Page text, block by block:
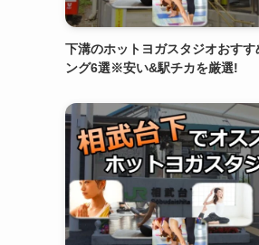
下溝のホットヨガスタジオおすす
ング6選※安い&駅チカを厳選!